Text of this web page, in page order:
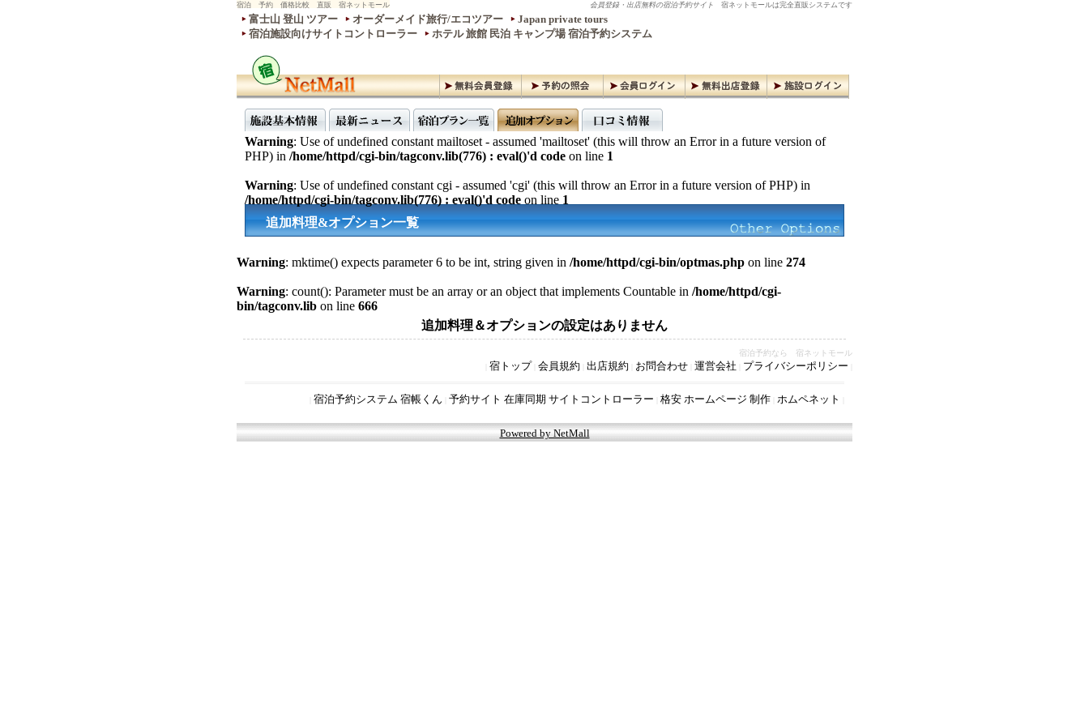
宿泊 予約 価格比較 直販 宿ネットモール 会員登録・出店無料の宿泊予約サイト 宿ネットモールは完全直販システムです
富士山 登山 ツアー オーダーメイド旅行/エコツアー
Japan private tours
宿泊施設向けサイトコントローラー
ホテル 旅館 民泊 キャンプ場 宿泊予約システム
Warning: Use of undefined constant mailtoset - assumed 'mailtoset' (this will throw an Error in a future version of
PHP) in /home/httpd/cgi-bin/tagconv.lib(776) : eval()'d code on line 1
Warning: Use of undefined constant cgi - assumed 'cgi' (this will throw an Error in a future version of PHP) in
/home/httpd/cgi-bin/tagconv.lib(776) : eval()'d code on line 1
追加料理&オプション一覧
Warning: mktime() expects parameter 6 to be int, string given in /home/httpd/cgi-bin/optmas.php on line 274
Warning: count(): Parameter must be an array or an object that implements Countable in /home/httpd/cgi-
bin/tagconv.lib on line 666
追加料理＆オプションの設定はありません
宿泊予約なら 宿ネットモール
宿トップ 会員規約 出店規約 お問合わせ 運営会社 プライバシーポリシー
宿泊予約システム 宿帳くん 予約サイト 在庫同期 サイトコントローラー 格安 ホームページ 制作 ホムペネット
Powered by NetMall